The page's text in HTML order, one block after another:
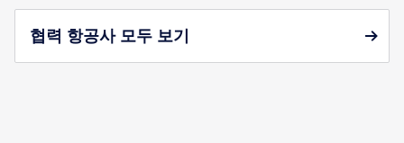
협력 항공사 모두 보기